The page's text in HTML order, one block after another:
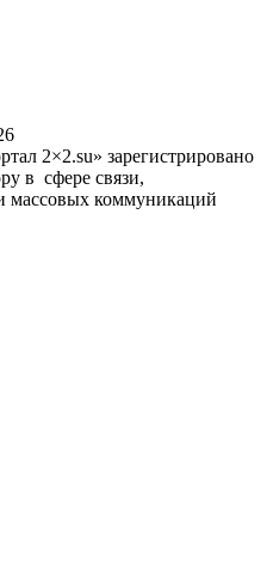
2×2.su» зарегистрировано
в сфере связи,
массовых коммуникаций